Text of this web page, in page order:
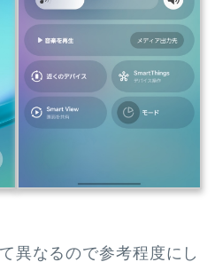
異なるので参考程度にし